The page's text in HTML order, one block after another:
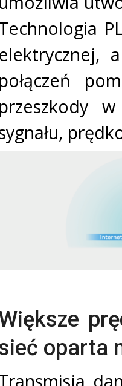
elektrycznej,
połączeń
przeszkody
oparta